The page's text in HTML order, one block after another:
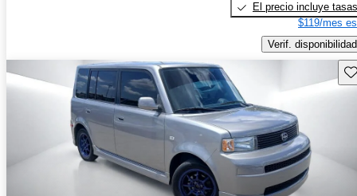
El precio incluye tasas
$119/mes
Verif. disponibilidad